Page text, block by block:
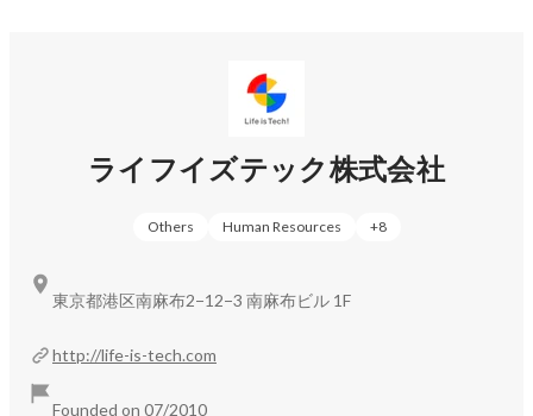
ライフイズテック株式会社
Others Human Resources +8
http://life-is-tech.com
Founded on 07/2010
東京都港区南麻布2−12−3 南麻布ビル 1F